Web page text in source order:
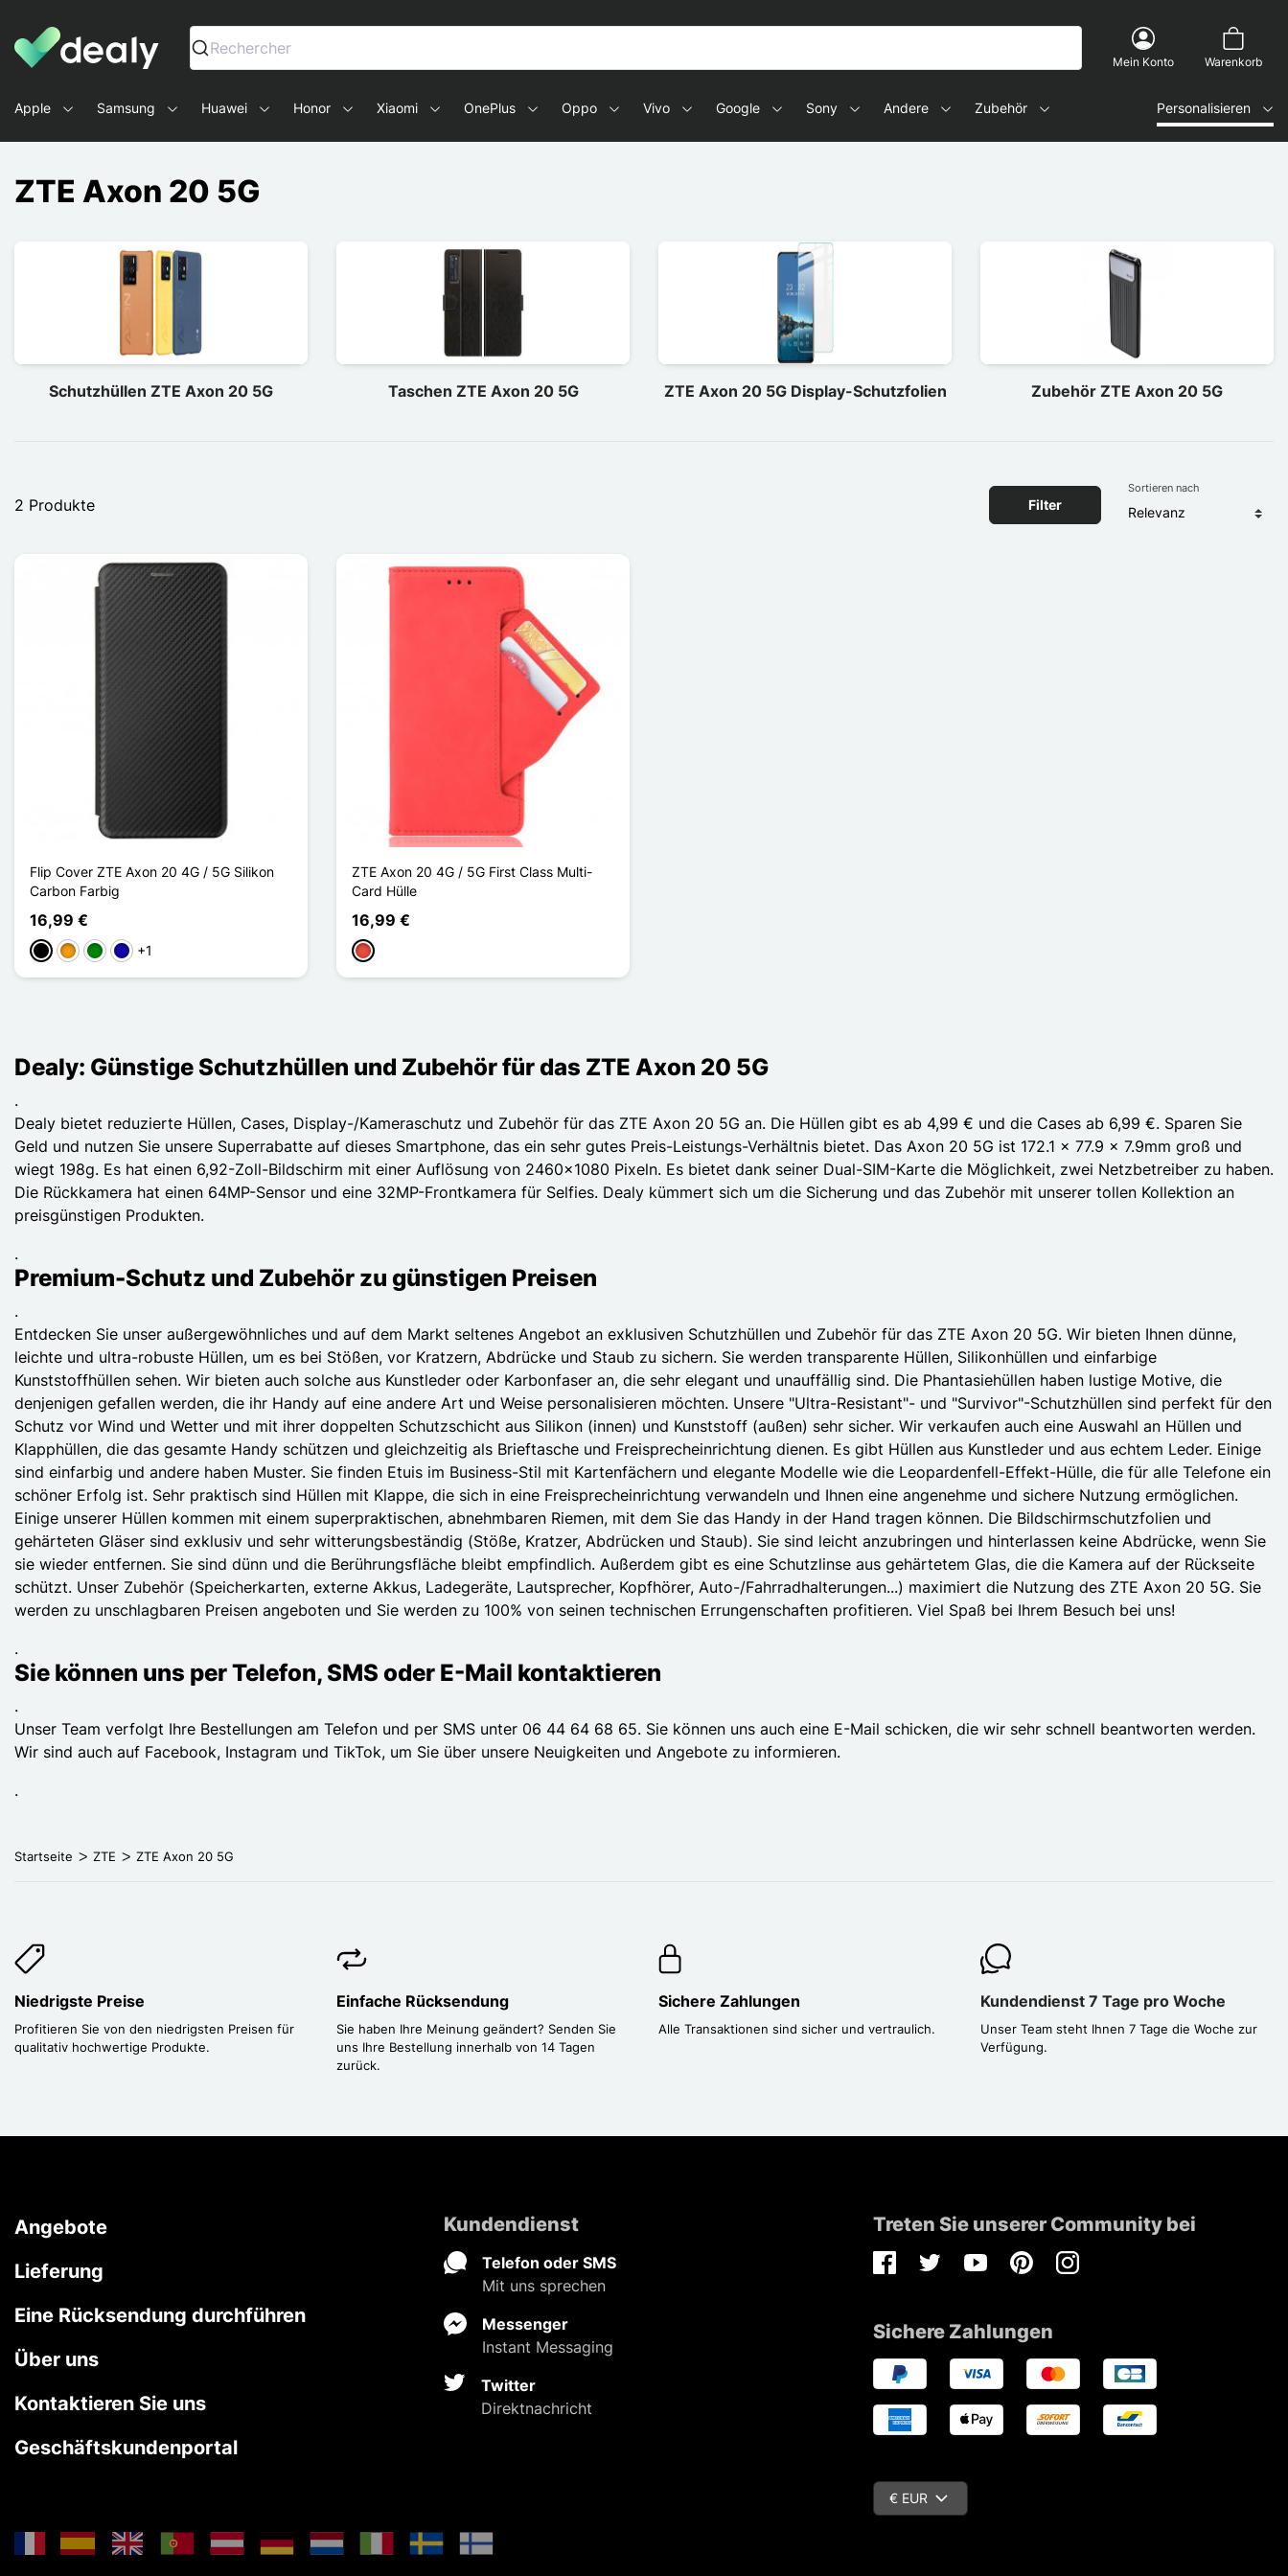
Dealy - Hüllen und Zubehör für Smartphones und Tablets
Rechercher
Mein Konto Warenkorb
Apple Samsung Huawei Honor Xiaomi OnePlus Oppo Vivo Google Sony Andere Zubehör Personalisieren
ZTE Axon 20 5G
Schutzhüllen ZTE Axon 20 5G Taschen ZTE Axon 20 5G ZTE Axon 20 5G Display-Schutzfolien Zubehör ZTE Axon 20 5G
2 Produkte Filter
Sortieren nach
Flip Cover ZTE Axon 20 4G / 5G Silikon
Carbon Farbig
16,99 €
Schwarz
Orange
GrünDunkelblau
+1
ZTE Axon 20 4G / 5G First Class Multi-
Card Hülle
16,99 €
Rot
Dealy: Günstige Schutzhüllen und Zubehör für das ZTE Axon 20 5G
.
Dealy bietet reduzierte Hüllen, Cases, Display-/Kameraschutz und Zubehör für das ZTE Axon 20 5G an. Die Hüllen gibt es ab 4,99 € und die Cases ab 6,99 €. Sparen Sie
Geld und nutzen Sie unsere Superrabatte auf dieses Smartphone, das ein sehr gutes Preis-Leistungs-Verhältnis bietet. Das Axon 20 5G ist 172.1 x 77.9 x 7.9mm groß und
wiegt 198g. Es hat einen 6,92-Zoll-Bildschirm mit einer Auflösung von 2460x1080 Pixeln. Es bietet dank seiner Dual-SIM-Karte die Möglichkeit, zwei Netzbetreiber zu haben.
Die Rückkamera hat einen 64MP-Sensor und eine 32MP-Frontkamera für Selfies. Dealy kümmert sich um die Sicherung und das Zubehör mit unserer tollen Kollektion an
preisgünstigen Produkten.
.
Premium-Schutz und Zubehör zu günstigen Preisen
.
Entdecken Sie unser außergewöhnliches und auf dem Markt seltenes Angebot an exklusiven Schutzhüllen und Zubehör für das ZTE Axon 20 5G. Wir bieten Ihnen dünne,
leichte und ultra-robuste Hüllen, um es bei Stößen, vor Kratzern, Abdrücke und Staub zu sichern. Sie werden transparente Hüllen, Silikonhüllen und einfarbige
Kunststoffhüllen sehen. Wir bieten auch solche aus Kunstleder oder Karbonfaser an, die sehr elegant und unauffällig sind. Die Phantasiehüllen haben lustige Motive, die
denjenigen gefallen werden, die ihr Handy auf eine andere Art und Weise personalisieren möchten. Unsere "Ultra-Resistant"- und "Survivor"-Schutzhüllen sind perfekt für den
Schutz vor Wind und Wetter und mit ihrer doppelten Schutzschicht aus Silikon (innen) und Kunststoff (außen) sehr sicher. Wir verkaufen auch eine Auswahl an Hüllen und
Klapphüllen, die das gesamte Handy schützen und gleichzeitig als Brieftasche und Freisprecheinrichtung dienen. Es gibt Hüllen aus Kunstleder und aus echtem Leder. Einige
sind einfarbig und andere haben Muster. Sie finden Etuis im Business-Stil mit Kartenfächern und elegante Modelle wie die Leopardenfell-Effekt-Hülle, die für alle Telefone ein
schöner Erfolg ist. Sehr praktisch sind Hüllen mit Klappe, die sich in eine Freisprecheinrichtung verwandeln und Ihnen eine angenehme und sichere Nutzung ermöglichen.
Einige unserer Hüllen kommen mit einem superpraktischen, abnehmbaren Riemen, mit dem Sie das Handy in der Hand tragen können. Die Bildschirmschutzfolien und
gehärteten Gläser sind exklusiv und sehr witterungsbeständig (Stöße, Kratzer, Abdrücken und Staub). Sie sind leicht anzubringen und hinterlassen keine Abdrücke, wenn Sie
sie wieder entfernen. Sie sind dünn und die Berührungsfläche bleibt empfindlich. Außerdem gibt es eine Schutzlinse aus gehärtetem Glas, die die Kamera auf der Rückseite
schützt. Unser Zubehör (Speicherkarten, externe Akkus, Ladegeräte, Lautsprecher, Kopfhörer, Auto-/Fahrradhalterungen...) maximiert die Nutzung des ZTE Axon 20 5G. Sie
werden zu unschlagbaren Preisen angeboten und Sie werden zu 100% von seinen technischen Errungenschaften profitieren. Viel Spaß bei Ihrem Besuch bei uns!
.
Sie können uns per Telefon, SMS oder E-Mail kontaktieren
.
Unser Team verfolgt Ihre Bestellungen am Telefon und per SMS unter 06 44 64 68 65. Sie können uns auch eine E-Mail schicken, die wir sehr schnell beantworten werden.
Wir sind auch auf Facebook, Instagram und TikTok, um Sie über unsere Neuigkeiten und Angebote zu informieren.
.
Startseite ZTE ZTE Axon 20 5G
Niedrigste Preise
Profitieren Sie von den niedrigsten Preisen für
qualitativ hochwertige Produkte.
Einfache Rücksendung
Sie haben Ihre Meinung geändert? Senden Sie
uns Ihre Bestellung innerhalb von 14 Tagen
zurück.
Sichere Zahlungen
Alle Transaktionen sind sicher und vertraulich.
Kundendienst 7 Tage pro Woche
Unser Team steht Ihnen 7 Tage die Woche zur
Verfügung.
Angebote
Lieferung
Eine Rücksendung durchführen
Über uns
Kontaktieren Sie uns
Geschäftskundenportal
Kundendienst
Telefon oder SMS
Mit uns sprechen
Messenger
Instant Messaging
Twitter
Direktnachricht
Treten Sie unserer Community bei
FacebookTwitterYoutubePinterestInstagram
Sichere Zahlungen
€ EUR